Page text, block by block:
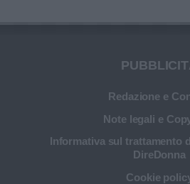
Redazione e
Note legali e
Informativa sul trattamento
DireDonna
Cookie